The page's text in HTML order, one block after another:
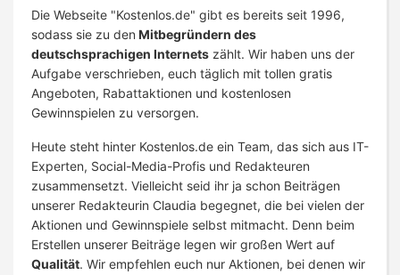
Die Webseite "Kostenlos.de" gibt es bereits seit 1996,
sodass sie zu den Mitbegründern des
deutschsprachigen Internets zählt. Wir haben uns der
Aufgabe verschrieben, euch täglich mit tollen gratis
Angeboten, Rabattaktionen und kostenlosen
Gewinnspielen zu versorgen.
Heute steht hinter Kostenlos.de ein Team, das sich aus IT-
Experten, Social-Media-Profis und Redakteuren
zusammensetzt. Vielleicht seid ihr ja schon Beiträgen
unserer Redakteurin Claudia begegnet, die bei vielen der
Aktionen und Gewinnspiele selbst mitmacht. Denn beim
Erstellen unserer Beiträge legen wir großen Wert auf
Qualität. Wir empfehlen euch nur Aktionen, bei denen wir